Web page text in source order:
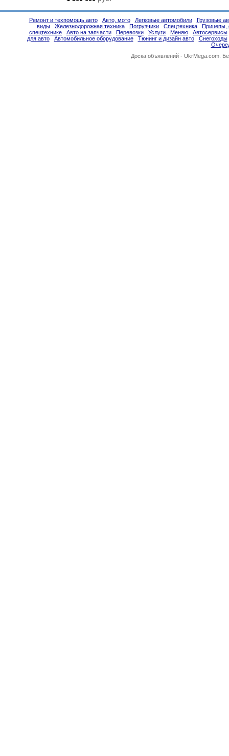
Ремонт и техпомощь авто Авто, мото Легковые автомобили
Грузовые
виды
Железнодорожная техника Погрузчики Спецтехника
Прицепы,
спецтехнике
Авто на запчасти Перевозки Услуги Меняю
Автосервисы
для авто
Автомобильное оборудование Тюнинг и дизайн авто
Снегоходы
Доска объявлений - UkrMega.com.